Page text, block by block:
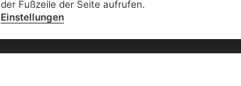
der Fußzeile der Seite aufrufen.
Einstellungen